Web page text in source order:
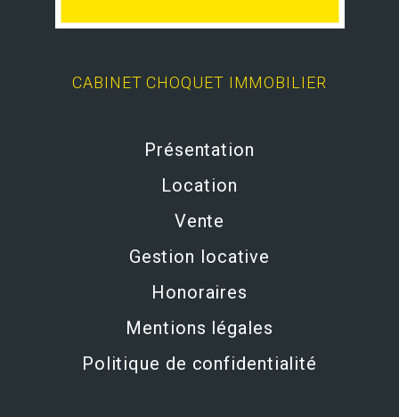
CABINET CHOQUET IMMOBILIER
Présentation
Location
Vente
Gestion locative
Honoraires
Mentions légales
Politique de confidentialité